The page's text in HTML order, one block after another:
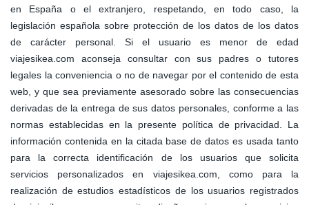
en España o el extranjero, respetando, en todo caso, la
legislación española sobre protección de los datos de los datos
de carácter personal. Si el usuario es menor de edad
viajesikea.com aconseja consultar con sus padres o tutores
legales la conveniencia o no de navegar por el contenido de esta
web, y que sea previamente asesorado sobre las consecuencias
derivadas de la entrega de sus datos personales, conforme a las
normas establecidas en la presente política de privacidad. La
información contenida en la citada base de datos es usada tanto
para la correcta identificación de los usuarios que solicita
servicios personalizados en viajesikea.com, como para la
realización de estudios estadísticos de los usuarios registrados